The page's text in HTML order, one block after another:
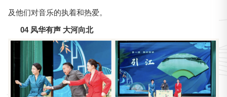
及他们对音乐的执着和热爱。
04 风华有声 大河向北